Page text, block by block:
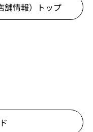
情報） トップ